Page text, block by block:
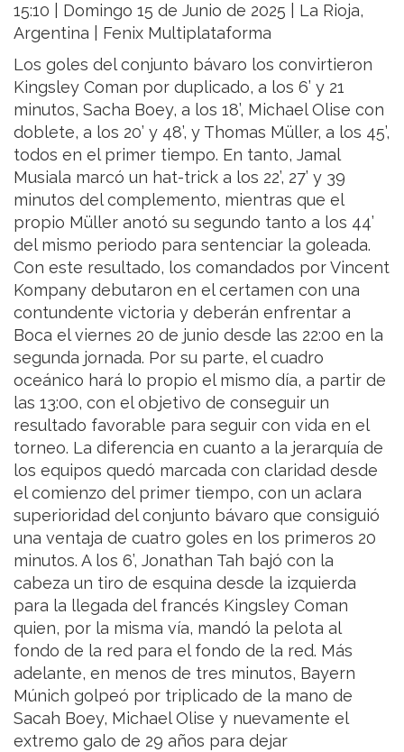
15:10 | Domingo 15 de Junio de 2025 | La Rioja,
Argentina | Fenix Multiplataforma
Los goles del conjunto bávaro los convirtieron
Kingsley Coman por duplicado, a los 6’ y 21
minutos, Sacha Boey, a los 18’, Michael Olise con
doblete, a los 20’ y 48’, y Thomas Müller, a los 45’,
todos en el primer tiempo. En tanto, Jamal
Musiala marcó un hat-trick a los 22’, 27’ y 39
minutos del complemento, mientras que el
propio Müller anotó su segundo tanto a los 44’
del mismo periodo para sentenciar la goleada.
Con este resultado, los comandados por Vincent
Kompany debutaron en el certamen con una
contundente victoria y deberán enfrentar a
Boca el viernes 20 de junio desde las 22:00 en la
segunda jornada. Por su parte, el cuadro
oceánico hará lo propio el mismo día, a partir de
las 13:00, con el objetivo de conseguir un
resultado favorable para seguir con vida en el
torneo. La diferencia en cuanto a la jerarquía de
los equipos quedó marcada con claridad desde
el comienzo del primer tiempo, con un aclara
superioridad del conjunto bávaro que consiguió
una ventaja de cuatro goles en los primeros 20
minutos. A los 6’, Jonathan Tah bajó con la
cabeza un tiro de esquina desde la izquierda
para la llegada del francés Kingsley Coman
quien, por la misma vía, mandó la pelota al
fondo de la red para el fondo de la red. Más
adelante, en menos de tres minutos, Bayern
Múnich golpeó por triplicado de la mano de
Sacah Boey, Michael Olise y nuevamente el
extremo galo de 29 años para dejar